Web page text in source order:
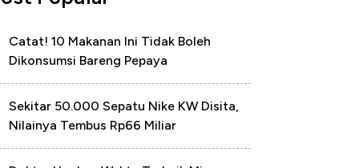
Catat! 10 Makanan Ini Tidak Boleh
Dikonsumsi Bareng Pepaya
Sekitar 50.000 Sepatu Nike KW Disita,
Nilainya Tembus Rp66 Miliar